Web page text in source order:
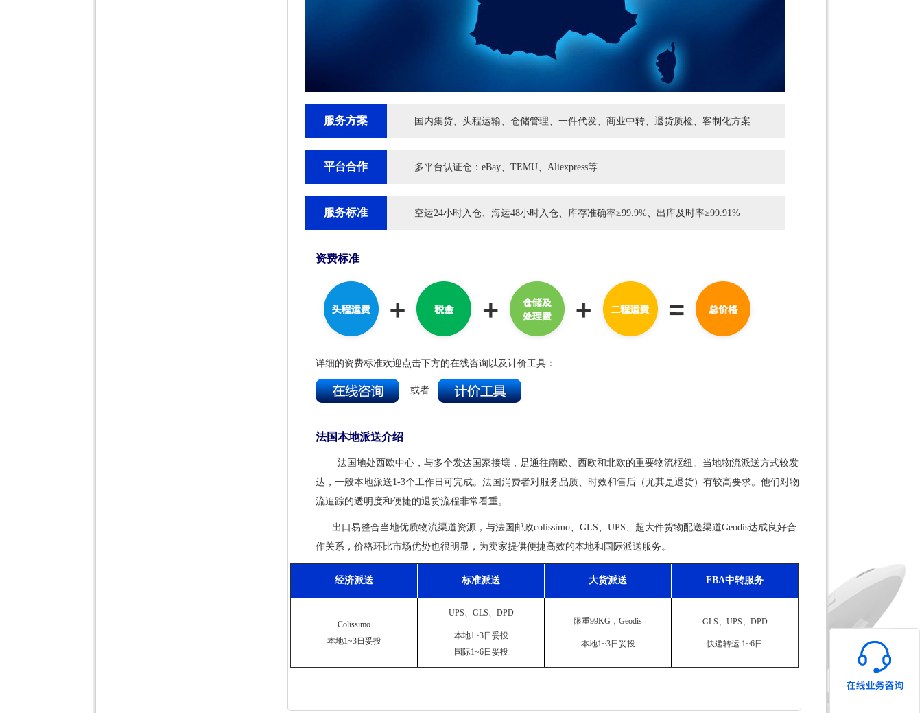
服务方案 国内集货、头程运输、仓储管理、一件代发、商业中转、退货质检、客制化方案
平台合作 多平台认证仓：eBay、TEMU、Aliexpress等
服务标准 空运24小时入仓、海运48小时入仓、库存准确率≥99.9%、出库及时率≥99.91%
资费标准
详细的资费标准欢迎点击下方的在线咨询以及计价工具：
或者
法国本地派送介绍
法国地处西欧中心，与多个发达国家接壤，是通往南欧、西欧和北欧的重要物流枢纽。当地物流派送方式较发
达，一般本地派送1-3个工作日可完成。法国消费者对服务品质、时效和售后（尤其是退货）有较高要求。他们对物
流追踪的透明度和便捷的退货流程非常看重。
出口易整合当地优质物流渠道资源，与法国邮政colissimo、GLS、UPS、超大件货物配送渠道Geodis达成良好合
作关系，价格环比市场优势也很明显，为卖家提供便捷高效的本地和国际派送服务。
经济派送 标准派送 大货派送 FBA中转服务
Colissimo
本地1~3日妥投
UPS、GLS、DPD
本地1~3日妥投
国际1~6日妥投
限重99KG，Geodis
本地1~3日妥投
GLS、UPS、DPD
快递转运 1~6日